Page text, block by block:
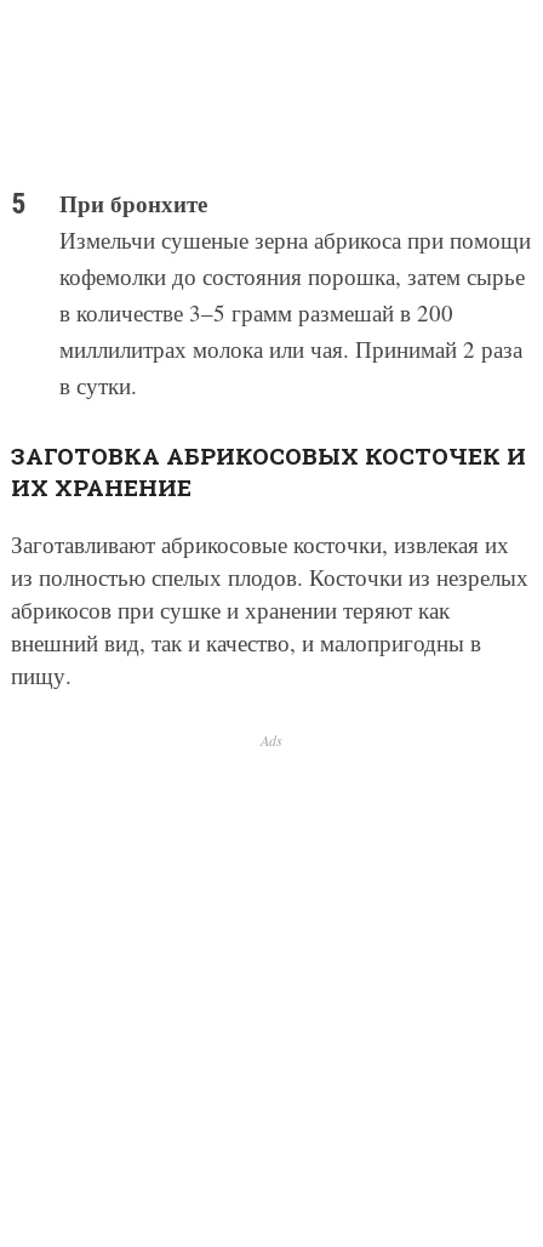
При бронхите
Измельчи сушеные зерна абрикоса при помощи
кофемолки до состояния порошка, затем сырье
в количестве 3–5 грамм размешай в 200
миллилитрах молока или чая. Принимай 2 раза
в сутки.
ЗАГОТОВКА АБРИКОСОВЫХ КОСТОЧЕК И
ИХ ХРАНЕНИЕ
Заготавливают абрикосовые косточки, извлекая их
из полностью спелых плодов. Косточки из незрелых
абрикосов при сушке и хранении теряют как
внешний вид, так и качество, и малопригодны в
пищу.
Ads